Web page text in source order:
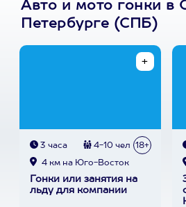
Авто и мото гонки в
Петербурге (СПБ)
3 часа 4-10 чел 18+
4 км на Юго-Восток
Гонки или занятия на
льду для компании